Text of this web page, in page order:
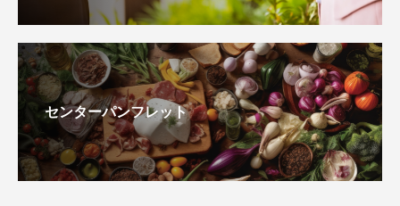
センターパンフレット